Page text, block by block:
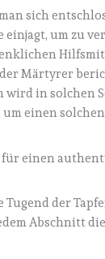
sich
um zu
Märtyrer
wird in solchen
einen
einen
Tugend der
Abschnitt